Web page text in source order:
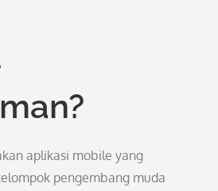
aplikasi mobile yang
pengembang muda